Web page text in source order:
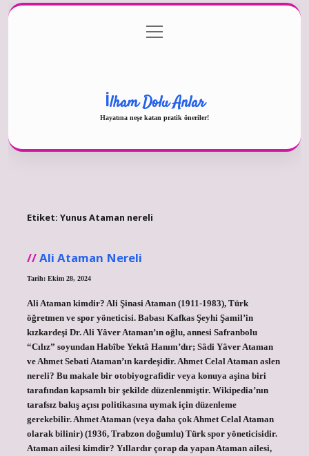
Gizlilik Politikası
menüyü
aç
İlham Dolu Anlar
Hayatına neşe katan pratik öneriler!
Etiket: Yunus Ataman nereli
Ali Ataman Nereli
Tarih: Ekim 28, 2024
Ali Ataman kimdir? Ali Şinasi Ataman (1911-1983), Türk
öğretmen ve spor yöneticisi. Babası Kafkas Şeyhi Şamil’in
kızkardeşi Dr. Ali Yâver Ataman’ın oğlu, annesi Safranbolu
“Cılız” soyundan Habîbe Yektâ Hanım’dır; Sâdi Yâver Ataman
ve Ahmet Sebati Ataman’ın kardeşidir. Ahmet Celal Ataman aslen
nereli? Bu makale bir otobiyografidir veya konuya aşina biri
tarafından kapsamlı bir şekilde düzenlenmiştir. Wikipedia’nın
tarafsız bakış açısı politikasına uymak için düzenleme
gerekebilir. Ahmet Ataman (veya daha çok Ahmet Celal Ataman
olarak bilinir) (1936, Trabzon doğumlu) Türk spor yöneticisidir.
Ataman ailesi kimdir? Yıllardır çorap da yapan Ataman ailesi,